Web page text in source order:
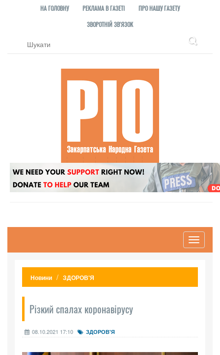
НА ГОЛОВНУ РЕКЛАМА В ГАЗЕТІ
ПРО НАШУ ГАЗЕТУ
ЗВОРОТНІЙ ЗВ'ЯЗОК
Toggle
Новини ЗДОРОВ'Я
Різкий спалах коронавірусу
08.10.2021 17:10 ЗДОРОВ'Я